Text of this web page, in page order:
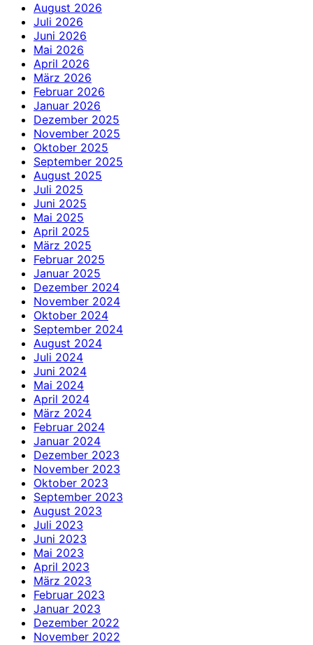
August 2026
Juli 2026
Juni 2026
Mai 2026
April 2026
März 2026
Februar 2026
Januar 2026
Dezember 2025
November 2025
Oktober 2025
September 2025
August 2025
Juli 2025
Juni 2025
Mai 2025
April 2025
März 2025
Februar 2025
Januar 2025
Dezember 2024
November 2024
Oktober 2024
September 2024
August 2024
Juli 2024
Juni 2024
Mai 2024
April 2024
März 2024
Februar 2024
Januar 2024
Dezember 2023
November 2023
Oktober 2023
September 2023
August 2023
Juli 2023
Juni 2023
Mai 2023
April 2023
März 2023
Februar 2023
Januar 2023
Dezember 2022
November 2022